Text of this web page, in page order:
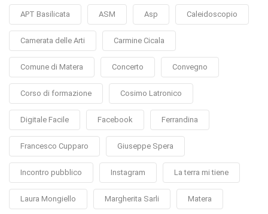
APT Basilicata ASM Asp Caleidoscopio
Camerata delle Arti Carmine Cicala
Comune di Matera Concerto Convegno
Corso di formazione Cosimo Latronico
Digitale Facile Facebook Ferrandina
Francesco Cupparo Giuseppe Spera
Incontro pubblico Instagram La terra mi tiene
Laura Mongiello Margherita Sarli Matera